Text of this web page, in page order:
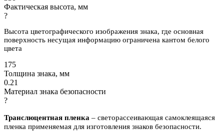
Фактическая высота, мм
?
Высота цветографического изображения знака, где основная
поверхность несущая информацию ограничена кантом белого
цвета
175
Толщина знака, мм
0.21
Материал знака безопасности
?
Транслюцентная пленка – светорассеивающая самоклеящаяся
пленка применяемая для изготовления знаков безопасности.